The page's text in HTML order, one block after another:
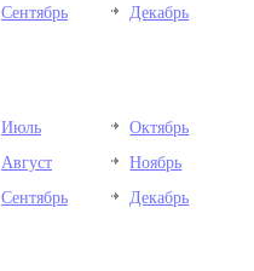
Сентябрь
Декабрь
Июль
Август
Сентябрь
Октябрь
Ноябрь
Декабрь